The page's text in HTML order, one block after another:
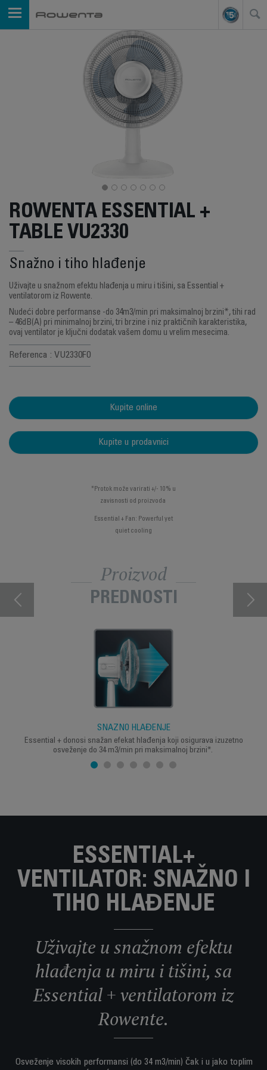
ROWENTA ESSENTIAL +
TABLE VU2330
Snažno i tiho hlađenje
Uživajte u snažnom efektu hlađenja u miru i tišini, sa Essential +
ventilatorom iz Rowente.
Nudeći dobre performanse -do 34m3/min pri maksimalnoj brzini*, tihi rad
– 46dB(A) pri minimalnoj brzini, tri brzine i niz praktičnih karakteristika,
ovaj ventilator je ključni dodatak vašem domu u vrelim mesecima.
Referenca : VU2330F0
Kupite online
Kupite u prodavnici
*Protok može varirati +/- 10% u
zavisnosti od proizvoda
Essential + Fan: Powerful yet
quiet cooling
Proizvod
PREDNOSTI
SNAŽNO HLAĐENJE
Essential + donosi snažan efekat hlađenja koji osigurava izuzetno
osveženje do 34 m3/min pri maksimalnoj brzini*.
ESSENTIAL+
VENTILATOR: SNAŽNO I
TIHO HLAĐENJE
Uživajte u snažnom efektu
hlađenja u miru i tišini, sa
Essential + ventilatorom iz
Rowente.
Osveženje visokih performansi (do 34 m3/min) čak i u jako toplim